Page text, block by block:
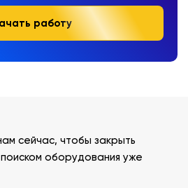
работу
сейчас, чтобы закрыть
оборудования уже